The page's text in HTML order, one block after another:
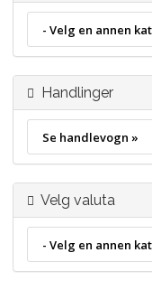
Handlinger
Velg valuta